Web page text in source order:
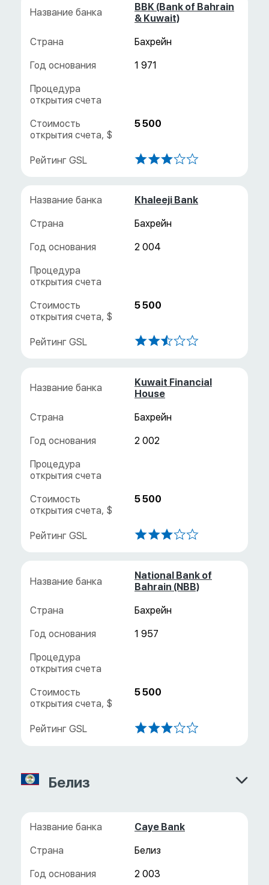
BBK (Bank of Bahrain
& Kuwait)
Бахрейн
1 971
5 500
Khaleeji Bank
Бахрейн
2 004
5 500
Kuwait Financial
House
Бахрейн
2 002
5 500
National Bank of
Bahrain (NBB)
Бахрейн
1 957
5 500
Белиз
Caye Bank
Белиз
2 003